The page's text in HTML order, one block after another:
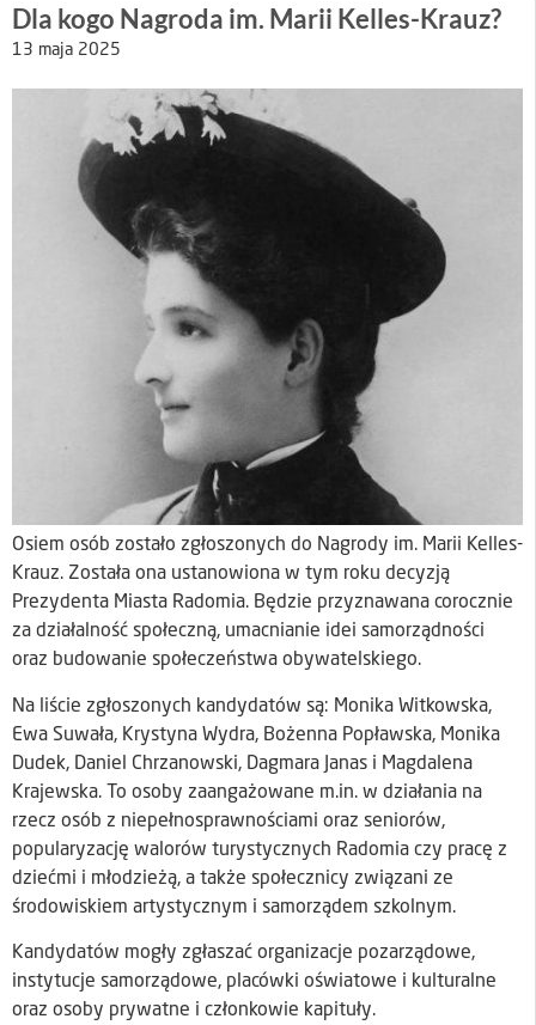
Dla kogo Nagroda im. Marii Kelles-Krauz?
13 maja 2025
Osiem osób zostało zgłoszonych do Nagrody im. Marii Kelles-
Krauz. Została ona ustanowiona w tym roku decyzją
Prezydenta Miasta Radomia. Będzie przyznawana corocznie
za działalność społeczną, umacnianie idei samorządności
oraz budowanie społeczeństwa obywatelskiego.
Na liście zgłoszonych kandydatów są: Monika Witkowska,
Ewa Suwała, Krystyna Wydra, Bożenna Popławska, Monika
Dudek, Daniel Chrzanowski, Dagmara Janas i Magdalena
Krajewska. To osoby zaangażowane m.in. w działania na
rzecz osób z niepełnosprawnościami oraz seniorów,
popularyzację walorów turystycznych Radomia czy pracę z
dziećmi i młodzieżą, a także społecznicy związani ze
środowiskiem artystycznym i samorządem szkolnym.
Kandydatów mogły zgłaszać organizacje pozarządowe,
instytucje samorządowe, placówki oświatowe i kulturalne
oraz osoby prywatne i członkowie kapituły.